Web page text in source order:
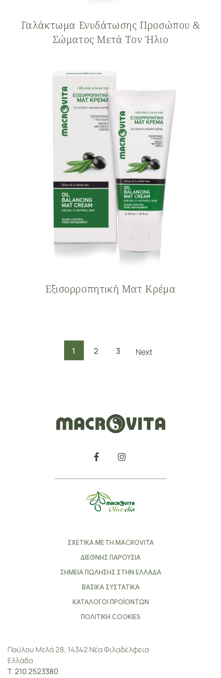
Γαλάκτωμα Ενυδάτωσης Προσώπου &
Σώματος Μετά Τον Ήλιο
Εξισορροπητική Ματ Κρέμα
1 2 3 Next
ΣΧΕΤΙΚΑ ΜΕ ΤΗ MACROVITA
ΔΙΕΘΝΗΣ ΠΑΡΟΥΣΙΑ
ΣΗΜΕΙΑ ΠΩΛΗΣΗΣ ΣΤΗΝ ΕΛΛΑΔΑ
ΒΑΣΙΚΑ ΣΥΣΤΑΤΙΚΑ
ΚΑΤΑΛΟΓΟΙ ΠΡΟΪΟΝΤΩΝ
ΠΟΛΙΤΙΚΗ COOKIES
Παύλου Μελά 28, 14342 Νέα Φιλαδέλφεια
Ελλάδα
Τ 210 2523380